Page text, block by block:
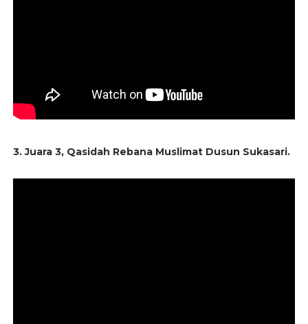
3. Juara 3, Qasidah Rebana Muslimat Dusun Sukasari.